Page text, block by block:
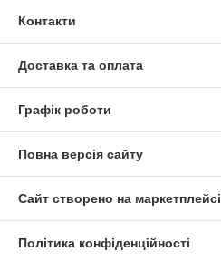
Контакти
Доставка та оплата
Графік роботи
Повна версія сайту
Сайт створено на маркетплейсі
Політика конфіденційності